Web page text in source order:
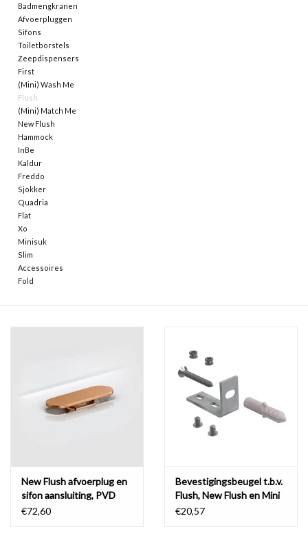
Badmengkranen
Afvoerpluggen
Sifons
Toiletborstels
Zeepdispensers
First
(Mini) Wash Me
Flush
(Mini) Match Me
New Flush
Hammock
InBe
Kaldur
Freddo
Sjokker
Quadria
Flat
Xo
Minisuk
Slim
Accessoires
Fold
New Flush afvoerplug en
sifon aansluiting, PVD
€72,60
Bevestigingsbeugel t.b.v.
Flush, New Flush en Mini
Wash Me fonteinen
€20,57